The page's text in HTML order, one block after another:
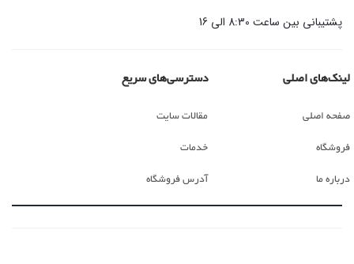
پشتیبانی بین ساعت 8:30 الی 16
لینک‌های اصلی
صفحه اصلی
فروشگاه
درباره ما
دسترسی‌های سریع
مقالات سایت
خدمات
آدرس فروشگاه